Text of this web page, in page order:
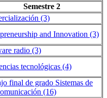
Semestre 2
(3)
and Innovation (3)
radio (3)
tecnológicas (4)
final de grado Sistemas de
(16)